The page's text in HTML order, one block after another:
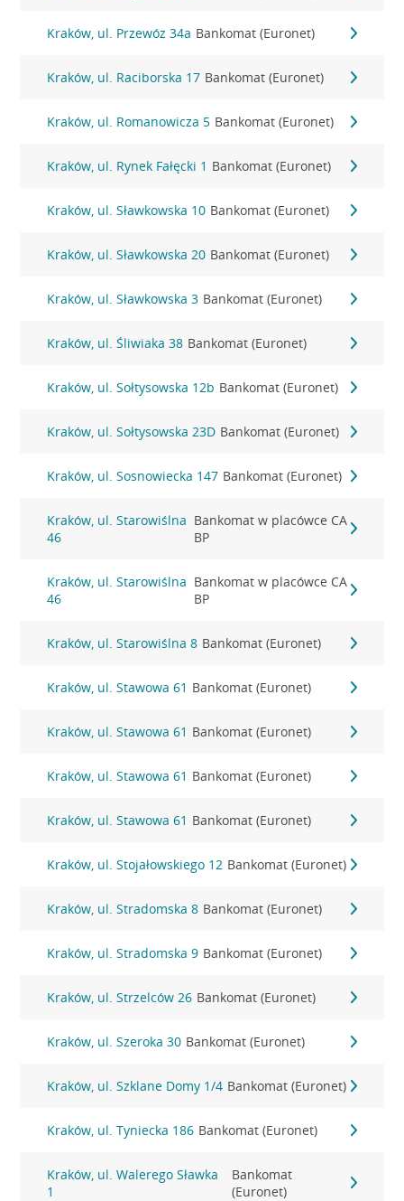
Kraków, ul. Przewóz 34a Bankomat (Euronet)
Kraków, ul. Raciborska 17 Bankomat (Euronet)
Kraków, ul. Romanowicza 5 Bankomat (Euronet)
Kraków, ul. Rynek Fałęcki 1 Bankomat (Euronet)
Kraków, ul. Sławkowska 10 Bankomat (Euronet)
Kraków, ul. Sławkowska 20 Bankomat (Euronet)
Kraków, ul. Sławkowska 3 Bankomat (Euronet)
Kraków, ul. Śliwiaka 38 Bankomat (Euronet)
Kraków, ul. Sołtysowska 12b Bankomat (Euronet)
Kraków, ul. Sołtysowska 23D Bankomat (Euronet)
Kraków, ul. Sosnowiecka 147 Bankomat (Euronet)
Kraków, ul. Starowiślna
46
Bankomat w placówce CA
BP
Kraków, ul. Starowiślna
46
Bankomat w placówce CA
BP
Kraków, ul. Starowiślna 8 Bankomat (Euronet)
Kraków, ul. Stawowa 61 Bankomat (Euronet)
Kraków, ul. Stawowa 61 Bankomat (Euronet)
Kraków, ul. Stawowa 61 Bankomat (Euronet)
Kraków, ul. Stawowa 61 Bankomat (Euronet)
Kraków, ul. Stojałowskiego 12 Bankomat (Euronet)
Kraków, ul. Stradomska 8 Bankomat (Euronet)
Kraków, ul. Stradomska 9 Bankomat (Euronet)
Kraków, ul. Strzelców 26 Bankomat (Euronet)
Kraków, ul. Szeroka 30 Bankomat (Euronet)
Kraków, ul. Szklane Domy 1/4 Bankomat (Euronet)
Kraków, ul. Tyniecka 186 Bankomat (Euronet)
Kraków, ul. Walerego Sławka
1
Bankomat
(Euronet)